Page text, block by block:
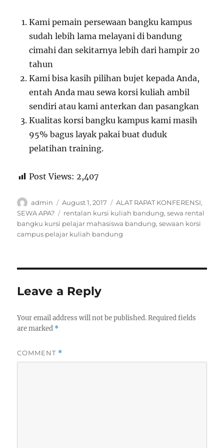
Kami pemain persewaan bangku kampus
sudah lebih lama melayani di bandung
cimahi dan sekitarnya lebih dari hampir 20
tahun
Kami bisa kasih pilihan bujet kepada Anda,
entah Anda mau sewa korsi kuliah ambil
sendiri atau kami anterkan dan pasangkan
Kualitas korsi bangku kampus kami masih
95% bagus layak pakai buat duduk
pelatihan training.
Post Views: 2,407
Author
admin
Posted
on
August 1, 2017 Categories
ALAT RAPAT KONFERENSI,
SEWA APA?
Tags
rentalan kursi kuliah bandung,sewa rental
bangku kursi pelajar mahasiswa bandung,sewaan korsi
campus pelajar kuliah bandung
Leave a Reply
Your email address will not be published. Required fields
are marked *
COMMENT *